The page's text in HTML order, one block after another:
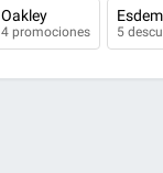
Oakley
4 promociones 5